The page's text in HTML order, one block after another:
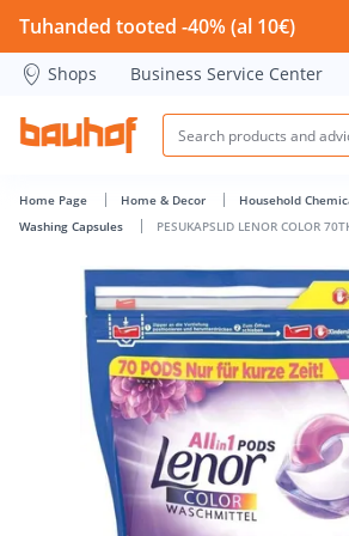
PESUKAPSLID LENOR COLOR 70TK
Tuhanded tooted -40% (al 10€)
Shops Business Service Center
Home Page Home & Decor
Household
Washing Capsules
PESUKAPSLID LENOR COLOR